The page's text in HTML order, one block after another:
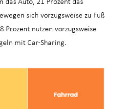
das Auto, 21 Prozent das
sich vorzugsweise zu Fuß
Prozent nutzen vorzugsweise
mit Car-Sharing.